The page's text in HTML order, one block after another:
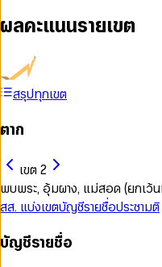
ผลคะแนนรายเขต
สรุปทุกเขต
ตาก
เขต 2
พบพระ, อุ้มผาง, แม่สอด (ยกเว้น
สส. แบ่งเขตบัญชีรายชื่อประชามติ
บัญชีรายชื่อ